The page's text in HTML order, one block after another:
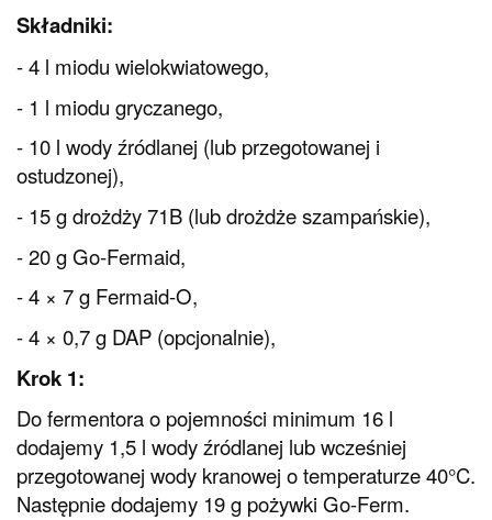
Składniki:
- 4 l miodu wielokwiatowego,
- 1 l miodu gryczanego,
- 10 l wody źródlanej (lub przegotowanej i
ostudzonej),
- 15 g drożdży 71B (lub drożdże szampańskie),
- 20 g Go-Fermaid,
- 4 × 7 g Fermaid-O,
- 4 × 0,7 g DAP (opcjonalnie),
Krok 1:
Do fermentora o pojemności minimum 16 l
dodajemy 1,5 l wody źródlanej lub wcześniej
przegotowanej wody kranowej o temperaturze 40°C.
Następnie dodajemy 19 g pożywki Go-Ferm.